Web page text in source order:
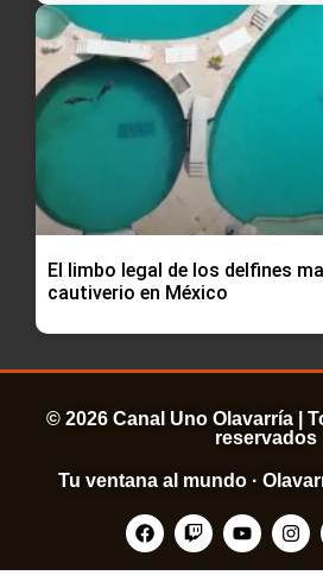
El limbo legal de los delfines
cautiverio en México
© 2026 Canal Uno Olavarría |
reservados
Tu ventana al mundo ·